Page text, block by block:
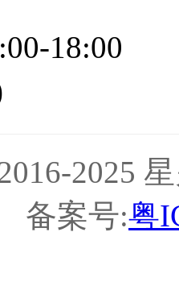
18:00
2025
备案号:粤